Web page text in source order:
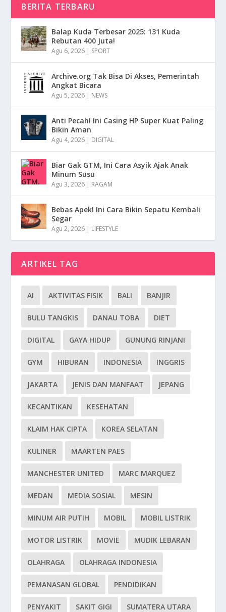
BERITA TERBARU
Balap Kuda Terbesar 2025: 131 Kuda
Rebutan 400 Juta!
Agu 6, 2026 | SPORT
Archive.org Tak Bisa Di Akses, Pemerintah
Angkat Bicara
Agu 5, 2026 | NEWS
Anti Pecah! Ini Casing HP Super Kuat Paling
Bikin Aman
Agu 4, 2026 | DIGITAL
Biar Gak GTM, Ini Cara Asyik Ajak Anak
Minum Susu
Agu 3, 2026 | RAGAM
Bebas Apek! Ini Cara Bikin Sepatu Kembali
Segar
Agu 2, 2026 | LIFESTYLE
ARTIKEL TAG
AI AKTIVITAS FISIK BALI BANJIR
BULU TANGKIS DANAU TOBA DIET
DIGITAL GAYA HIDUP GUNUNG RINJANI
GYM HIBURAN INDONESIA INGGRIS
JAKARTA JENIS DAN MANFAAT JEPANG
KECANTIKAN KESEHATAN
KLAIM HAK CIPTA KOREA SELATAN
KULINER MAARTEN PAES
MANCHESTER UNITED MARC MARQUEZ
MEDAN MEDIA SOSIAL MESIN
MINUM AIR PUTIH MOBIL MOBIL LISTRIK
MOTOR LISTRIK MOVIE MUDIK LEBARAN
OLAHRAGA OLAHRAGA INDONESIA
PEMANASAN GLOBAL PENDIDIKAN
PENYAKIT SAKIT GIGI SUMATERA UTARA